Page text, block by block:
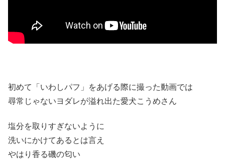
初めて「いわしパフ」をあげる際に撮った動画では
尋常じゃないヨダレが溢れ出た愛犬こうめさん
塩分を取りすぎないように
洗いにかけてあるとは言え
やはり香る磯の匂い